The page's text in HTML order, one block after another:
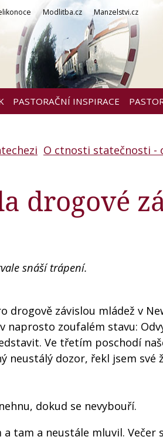
Modlitba.cz Manzelstvi.cz
PASTORAČNÍ INSPIRACE
O ctnosti statečnosti -
drogové
snáší trápení.
drogově závislou mládež v
zoufalém stavu:
Ve třetím poschodí
neustálý dozor, řekl jsem
dokud se nevybouří.
tam a neustále mluvil. Večer